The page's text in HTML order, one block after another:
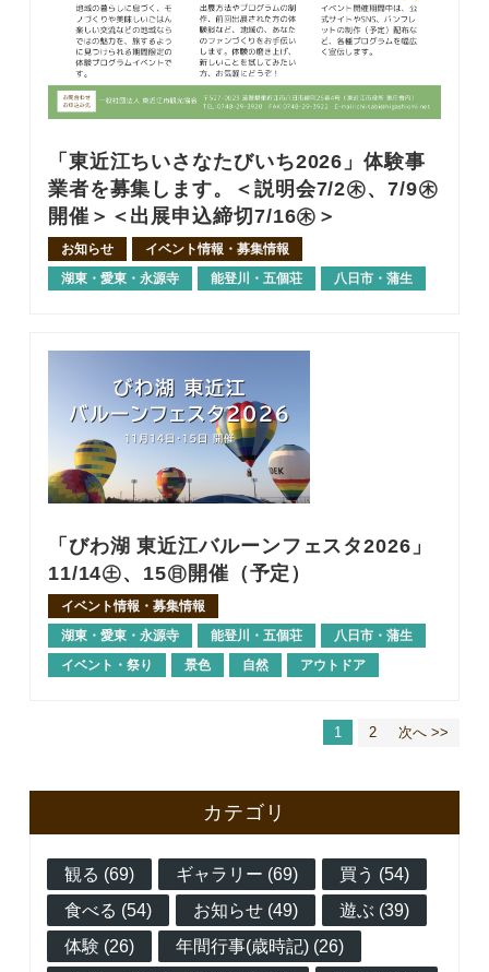
「東近江ちいさなたびいち2026」体験事
業者を募集します。＜説明会7/2㊍、7/9㊍
開催＞＜出展申込締切7/16㊍＞
お知らせ
イベント情報・募集情報
湖東・愛東・永源寺
能登川・五個荘 八日市・蒲生
「びわ湖 東近江バルーンフェスタ2026」
11/14㊏、15㊐開催（予定）
イベント情報・募集情報
湖東・愛東・永源寺
能登川・五個荘
八日市・蒲生
イベント・祭り
景色 自然 アウトドア
1 2 次へ >>
カテゴリ
観る (69) ギャラリー (69)
買う (54)
食べる (54)
お知らせ (49)
遊ぶ (39)
体験 (26)
年間行事(歳時記) (26)